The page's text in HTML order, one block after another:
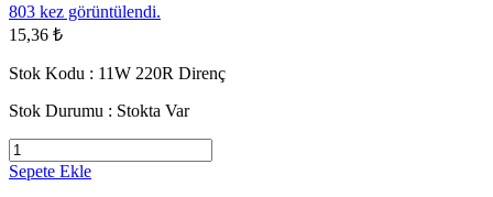
803 kez görüntülendi.
15,36 ₺
Stok Kodu : 11W 220R Direnç
Stok Durumu : Stokta Var
Sepete Ekle